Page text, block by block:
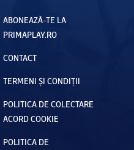
ABONEAZĂ-TE LA
PRIMAPLAY.RO
CONTACT
TERMENI ȘI CONDIȚII
POLITICA DE COLECTARE
ACORD COOKIE
POLITICA DE